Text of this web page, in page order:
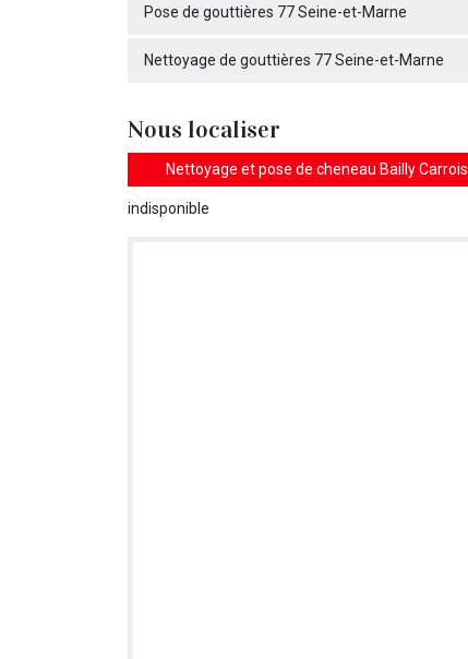
Pose de gouttières 77 Seine-et-Marne
Nettoyage de gouttières 77 Seine-et-Marne
Nous localiser
Nettoyage et pose de cheneau Bailly Carrois
indisponible